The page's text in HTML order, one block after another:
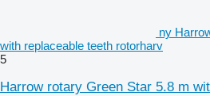
ny
with replaceable teeth rotorharv
5
Harrow rotary Green Star 5.8 m